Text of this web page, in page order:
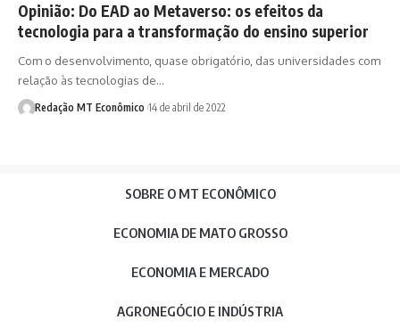
Opinião: Do EAD ao Metaverso: os efeitos da
tecnologia para a transformação do ensino superior
Com o desenvolvimento, quase obrigatório, das universidades com
relação às tecnologias de…
Redação MT Econômico 14 de abril de 2022
SOBRE O MT ECONÔMICO
ECONOMIA DE MATO GROSSO
ECONOMIA E MERCADO
AGRONEGÓCIO E INDÚSTRIA